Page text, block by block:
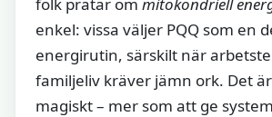
enkel: vissa väljer PQQ som en
energirutin, särskilt när
familjeliv kräver jämn ork. Det
magiskt – mer som att ge